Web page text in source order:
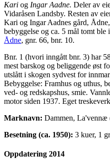
Kari og Ingar Aadne. Deler av
Vidaråsen Landsby. Resten av
Kari og Ingar Aadnes gård,
bebyggelse og ca. 5 mål tomt
Ådne, gnr. 66, bnr. 10.
Bnr. 1 (hvori inngått bnr. 3) har
mest barskog og beliggende øst
utslått i skogen sydvest for
Bebyggelse: Framhus og uthus,
ved- og redskapshus, smie.
motor siden 1937. Eget
Marknavn: Dammen, La'vennæ
Besetning (ca. 1950): 3 kuer, 1
Oppdatering 2014